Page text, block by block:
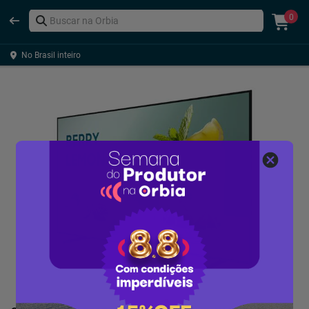
0
No Brasil inteiro